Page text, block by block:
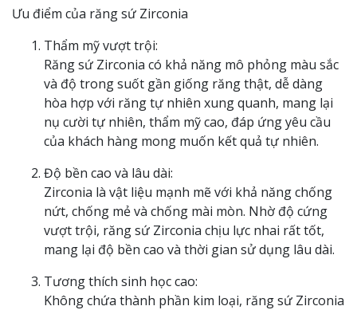
Ưu điểm của răng sứ Zirconia
Thẩm mỹ vượt trội:
Răng sứ Zirconia có khả năng mô phỏng màu sắc
và độ trong suốt gần giống răng thật, dễ dàng
hòa hợp với răng tự nhiên xung quanh, mang lại
nụ cười tự nhiên, thẩm mỹ cao, đáp ứng yêu cầu
của khách hàng mong muốn kết quả tự nhiên.
Độ bền cao và lâu dài:
Zirconia là vật liệu mạnh mẽ với khả năng chống
nứt, chống mẻ và chống mài mòn. Nhờ độ cứng
vượt trội, răng sứ Zirconia chịu lực nhai rất tốt,
mang lại độ bền cao và thời gian sử dụng lâu dài.
Tương thích sinh học cao:
Không chứa thành phần kim loại, răng sứ Zirconia